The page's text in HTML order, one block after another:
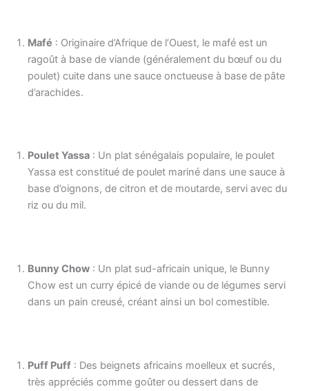
Mafé : Originaire d’Afrique de l’Ouest, le mafé est un
ragoût à base de viande (généralement du bœuf ou du
poulet) cuite dans une sauce onctueuse à base de pâte
d’arachides.
Poulet Yassa : Un plat sénégalais populaire, le poulet
Yassa est constitué de poulet mariné dans une sauce à
base d’oignons, de citron et de moutarde, servi avec du
riz ou du mil.
Bunny Chow : Un plat sud-africain unique, le Bunny
Chow est un curry épicé de viande ou de légumes servi
dans un pain creusé, créant ainsi un bol comestible.
Puff Puff : Des beignets africains moelleux et sucrés,
très appréciés comme goûter ou dessert dans de